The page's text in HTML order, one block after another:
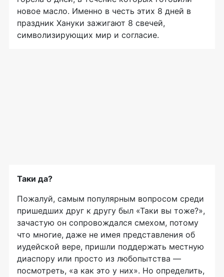
новое масло. Именно в честь этих 8 дней в
праздник Хануки зажигают 8 свечей,
символизирующих мир и согласие.
Таки да?
Пожалуй, самым популярным вопросом среди
пришедших друг к другу был «Таки вы тоже?»,
зачастую он сопровождался смехом, потому
что многие, даже не имея представления об
иудейской вере, пришли поддержать местную
диаспору или просто из любопытства —
посмотреть, «а как это у них». Но определить,